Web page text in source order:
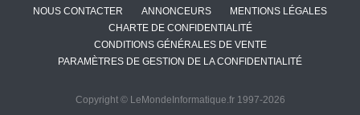
NOUS CONTACTER ANNONCEURS
MENTIONS LÉGALES
CHARTE DE CONFIDENTIALITÉ
CONDITIONS GÉNÉRALES DE VENTE
PARAMÈTRES DE GESTION DE LA CONFIDENTIALITÉ
Copyright © LeMondeInformatique.fr 1997-2026